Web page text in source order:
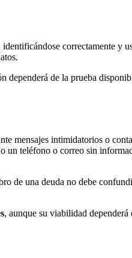
correctamente y
dependerá de la prueba
mensajes intimidatorios o
un teléfono o correo sin
de una deuda no debe
, aunque su viabilidad